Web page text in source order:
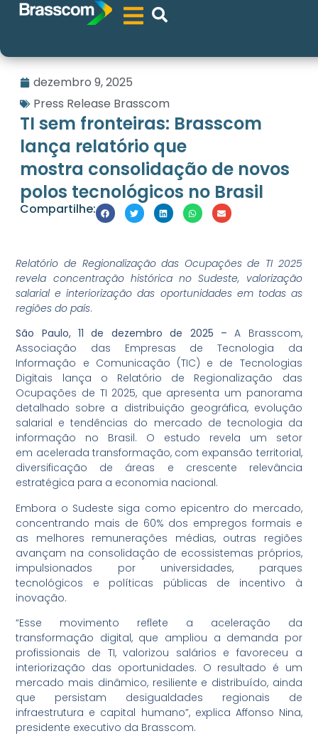
dezembro 9, 2025
Press Release Brasscom
TI sem fronteiras: Brasscom
lança relatório que
mostra consolidação de novos
polos tecnológicos no Brasil
Compartilhe:
Relatório de Regionalização das Ocupações de TI 2025
revela concentração histórica no Sudeste, valorização
salarial e interiorização das oportunidades em todas as
regiões do país.
São Paulo, 11 de dezembro de 2025 – A Brasscom,
Associação das Empresas de Tecnologia da
Informação e Comunicação (TIC) e de Tecnologias
Digitais lança o Relatório de Regionalização das
Ocupações de TI 2025, que apresenta um panorama
detalhado sobre a distribuição geográfica, evolução
salarial e tendências do mercado de tecnologia da
informação no Brasil. O estudo revela um setor
em acelerada transformação, com expansão territorial,
diversificação de áreas e crescente relevância
estratégica para a economia nacional.
Embora o Sudeste siga como epicentro do mercado,
concentrando mais de 60% dos empregos formais e
as melhores remunerações médias, outras regiões
avançam na consolidação de ecossistemas próprios,
impulsionados por universidades, parques
tecnológicos e políticas públicas de incentivo à
inovação.
“Esse movimento reflete a aceleração da
transformação digital, que ampliou a demanda por
profissionais de TI, valorizou salários e favoreceu a
interiorização das oportunidades. O resultado é um
mercado mais dinâmico, resiliente e distribuído, ainda
que persistam desigualdades regionais de
infraestrutura e capital humano”, explica Affonso Nina,
presidente executivo da Brasscom.